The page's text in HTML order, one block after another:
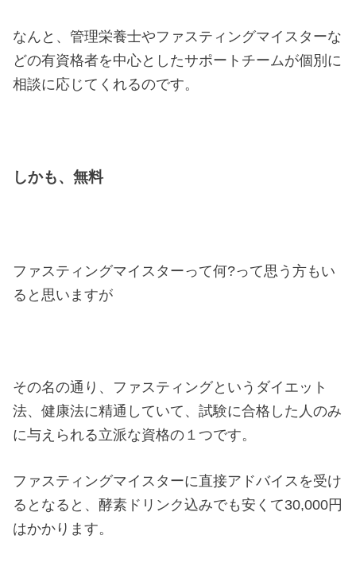
なんと、管理栄養士やファスティングマイスターな
どの有資格者を中心としたサポートチームが個別に
相談に応じてくれるのです。
しかも、無料
ファスティングマイスターって何?って思う方もい
ると思いますが
その名の通り、ファスティングというダイエット
法、健康法に精通していて、試験に合格した人のみ
に与えられる立派な資格の１つです。
ファスティングマイスターに直接アドバイスを受け
るとなると、酵素ドリンク込みでも安くて30,000円
はかかります。